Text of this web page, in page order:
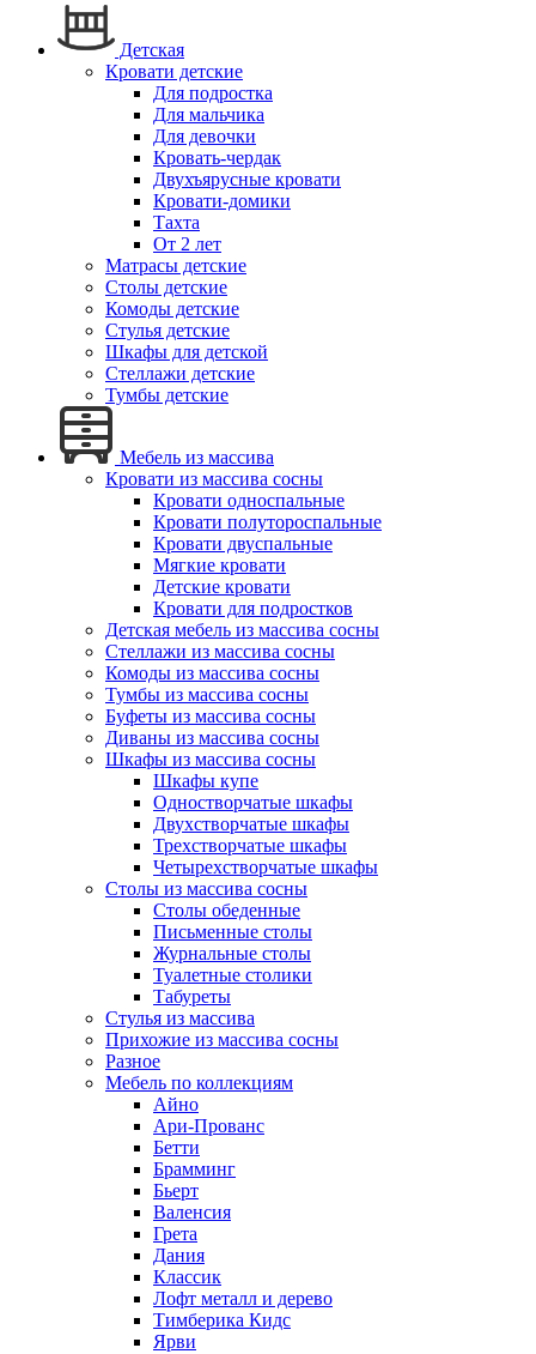
Детская
Кровати детские
Для подростка
Для мальчика
Для девочки
Кровать-чердак
Двухъярусные кровати
Кровати-домики
Тахта
От 2 лет
Матрасы детские
Столы детские
Комоды детские
Стулья детские
Шкафы для детской
Стеллажи детские
Тумбы детские
Мебель из массива
Кровати из массива сосны
Кровати односпальные
Кровати полутороспальные
Кровати двуспальные
Мягкие кровати
Детские кровати
Кровати для подростков
Детская мебель из массива сосны
Стеллажи из массива сосны
Комоды из массива сосны
Тумбы из массива сосны
Буфеты из массива сосны
Диваны из массива сосны
Шкафы из массива сосны
Шкафы купе
Одностворчатые шкафы
Двухстворчатые шкафы
Трехстворчатые шкафы
Четырехстворчатые шкафы
Столы из массива сосны
Столы обеденные
Письменные столы
Журнальные столы
Туалетные столики
Табуреты
Стулья из массива
Прихожие из массива сосны
Разное
Мебель по коллекциям
Айно
Ари-Прованс
Бетти
Брамминг
Бьерт
Валенсия
Грета
Дания
Классик
Лофт металл и дерево
Тимберика Кидс
Ярви